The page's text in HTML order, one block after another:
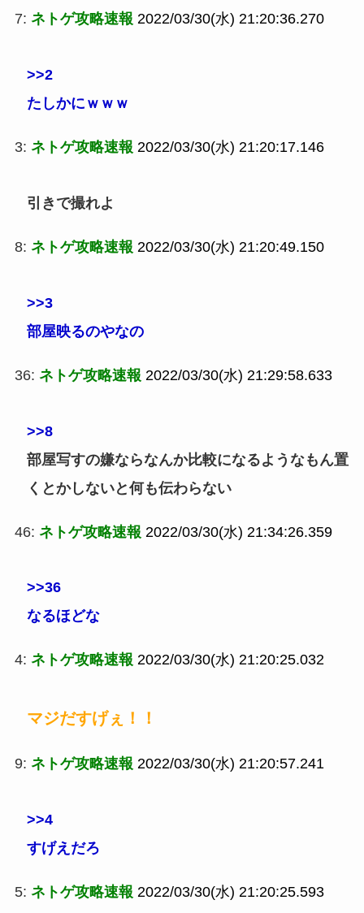
7: ネトゲ攻略速報 2022/03/30(水) 21:20:36.270
>>2
たしかにｗｗｗ
3: ネトゲ攻略速報 2022/03/30(水) 21:20:17.146
引きで撮れよ
8: ネトゲ攻略速報 2022/03/30(水) 21:20:49.150
>>3
部屋映るのやなの
36: ネトゲ攻略速報 2022/03/30(水) 21:29:58.633
>>8
部屋写すの嫌ならなんか比較になるようなもん置
くとかしないと何も伝わらない
46: ネトゲ攻略速報 2022/03/30(水) 21:34:26.359
>>36
なるほどな
4: ネトゲ攻略速報 2022/03/30(水) 21:20:25.032
マジだすげぇ！！
9: ネトゲ攻略速報 2022/03/30(水) 21:20:57.241
>>4
すげえだろ
5: ネトゲ攻略速報 2022/03/30(水) 21:20:25.593